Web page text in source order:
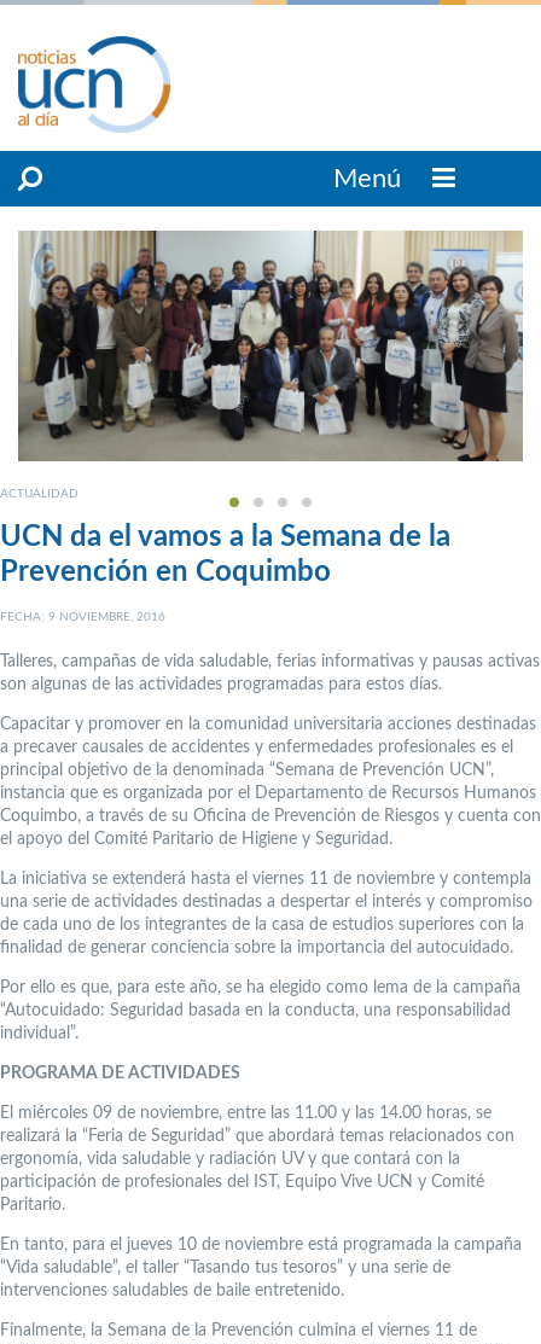
Menú
ACTUALIDAD
UCN da el vamos a la Semana de la
Prevención en Coquimbo
FECHA: 9 NOVIEMBRE, 2016
Talleres, campañas de vida saludable, ferias informativas y pausas activas
son algunas de las actividades programadas para estos días.
Capacitar y promover en la comunidad universitaria acciones destinadas
a precaver causales de accidentes y enfermedades profesionales es el
principal objetivo de la denominada “Semana de Prevención UCN”,
instancia que es organizada por el Departamento de Recursos Humanos
Coquimbo, a través de su Oficina de Prevención de Riesgos y cuenta con
el apoyo del Comité Paritario de Higiene y Seguridad.
La iniciativa se extenderá hasta el viernes 11 de noviembre y contempla
una serie de actividades destinadas a despertar el interés y compromiso
de cada uno de los integrantes de la casa de estudios superiores con la
finalidad de generar conciencia sobre la importancia del autocuidado.
Por ello es que, para este año, se ha elegido como lema de la campaña
“Autocuidado: Seguridad basada en la conducta, una responsabilidad
individual”.
PROGRAMA DE ACTIVIDADES
El miércoles 09 de noviembre, entre las 11.00 y las 14.00 horas, se
realizará la “Feria de Seguridad” que abordará temas relacionados con
ergonomía, vida saludable y radiación UV y que contará con la
participación de profesionales del IST, Equipo Vive UCN y Comité
Paritario.
En tanto, para el jueves 10 de noviembre está programada la campaña
“Vida saludable”, el taller “Tasando tus tesoros” y una serie de
intervenciones saludables de baile entretenido.
Finalmente, la Semana de la Prevención culmina el viernes 11 de